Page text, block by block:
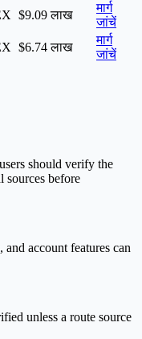
$9.09 लाख
मार्ग
जांचें
$6.74 लाख
मार्ग
जांचें
should verify the
sources before
account features can
unless a route source